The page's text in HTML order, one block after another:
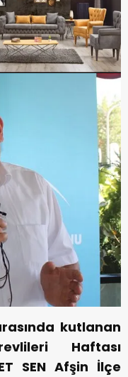
kutlanan
Haftası
SEN Afşin İlçe